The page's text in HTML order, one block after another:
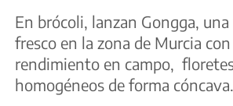
En brócoli, lanzan Gongga,
fresco en la zona de Murcia
rendimiento en campo,
homogéneos de forma cóncava.